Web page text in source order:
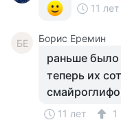
11 лет
БЕ Борис Еремин
раньше
теперь их
11 лет
1